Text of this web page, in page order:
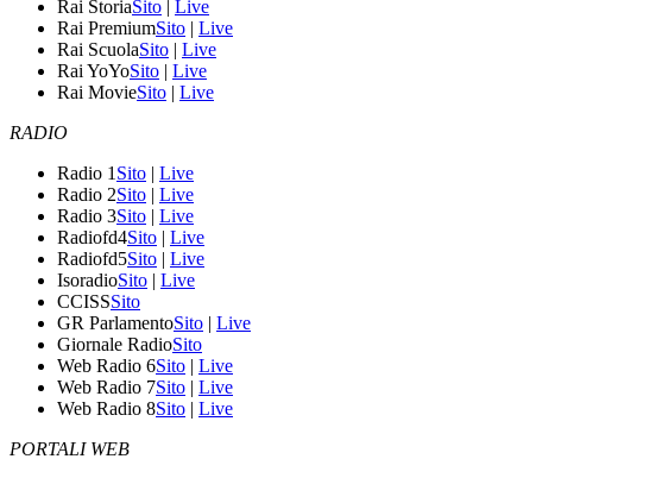
Rai StoriaSito | Live
Rai PremiumSito | Live
Rai ScuolaSito | Live
Rai YoYoSito | Live
Rai MovieSito | Live
RADIO
Radio 1 Sito | Live
Radio 2Sito | Live
Radio 3Sito | Live
Radiofd4Sito | Live
Radiofd5Sito | Live
IsoradioSito | Live
CCISSSito
GR ParlamentoSito | Live
Giornale RadioSito
Web Radio 6Sito | Live
Web Radio 7Sito | Live
Web Radio 8Sito | Live
PORTALI WEB